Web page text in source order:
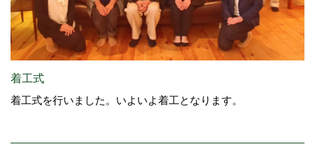
着工式
着工式を行いました。いよいよ着工となります。